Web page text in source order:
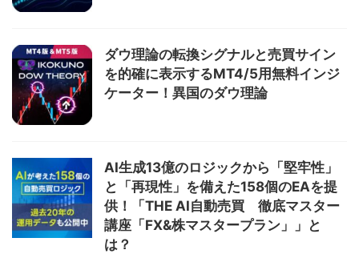
ダウ理論の転換シグナルと売買サイン
を的確に表示するMT4/5用無料インジ
ケーター！異国のダウ理論
AI生成13億のロジックから「堅牢性」
と「再現性」を備えた158個のEAを提
供！「THE AI自動売買 徹底マスター
講座「FX&株マスタープラン」」と
は？